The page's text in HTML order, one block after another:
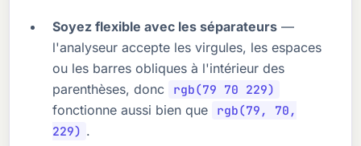
Soyez flexible avec les séparateurs—
l'analyseur accepte les virgules, les espaces
ou les barres obliques à l'intérieur des
parenthèses, donc
rgb(79 70 229)
fonctionne aussi bien que
rgb(79, 70,
229) .